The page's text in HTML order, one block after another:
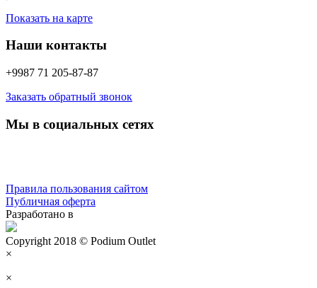
Показать на карте
Наши контакты
+9987 71 205-87-87
Заказать обратный звонок
Мы в социальных сетях
Правила пользования сайтом
Публичная оферта
Разработано в
Copyright 2018 © Podium Outlet
×
×